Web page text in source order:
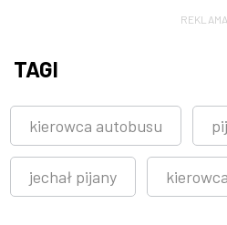
REKLAMA
TAGI
kierowca autobusu
jechał pijany